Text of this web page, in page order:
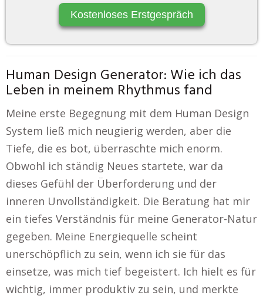
Kostenloses Erstgespräch
Human Design Generator: Wie ich das
Leben in meinem Rhythmus fand
Meine erste Begegnung mit dem Human Design
System ließ mich neugierig werden, aber die
Tiefe, die es bot, überraschte mich enorm.
Obwohl ich ständig Neues startete, war da
dieses Gefühl der Überforderung und der
inneren Unvollständigkeit. Die Beratung hat mir
ein tiefes Verständnis für meine Generator-Natur
gegeben. Meine Energiequelle scheint
unerschöpflich zu sein, wenn ich sie für das
einsetze, was mich tief begeistert. Ich hielt es für
wichtig, immer produktiv zu sein, und merkte